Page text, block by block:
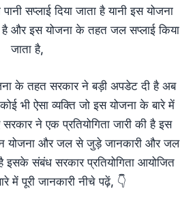
सप्लाई दिया जाता है यानी इस योजना
है और इस योजना के तहत जल सप्लाई किया
जाता है,
के तहत सरकार ने बड़ी अपडेट दी है अब
भी ऐसा व्यक्ति जो इस योजना के बारे में
ने एक प्रतियोगिता जारी की है इस
योजना और जल से जुड़े जानकारी और जल
संबंध सरकार प्रतियोगिता आयोजित
में पूरी जानकारी नीचे पढ़ें, 👇